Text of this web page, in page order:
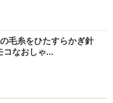
毛糸をひたすらかぎ針
なおしゃ...